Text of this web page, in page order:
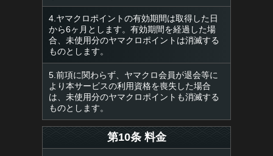
4.ヤマクロポイントの有効期間は取得した日
から6ヶ月とします。有効期間を経過した場
合、未使用分のヤマクロポイントは消滅する
ものとします。
5.前項に関わらず、ヤマクロ会員が退会等に
より本サービスの利用資格を喪失した場合
は、未使用分のヤマクロポイントも消滅する
ものとします。
第10条 料金